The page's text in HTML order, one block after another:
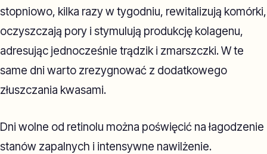
stopniowo, kilka razy w tygodniu, rewitalizują komórki,
oczyszczają pory i stymulują produkcję kolagenu,
adresując jednocześnie trądzik i zmarszczki. W te
same dni warto zrezygnować z dodatkowego
złuszczania kwasami.
Dni wolne od retinolu można poświęcić na łagodzenie
stanów zapalnych i intensywne nawilżenie.